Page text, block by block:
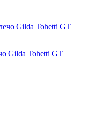
Gilda Tohetti GT